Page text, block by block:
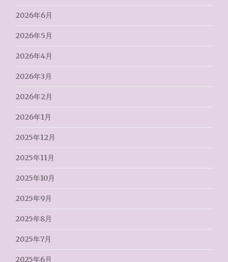
2026年6月
2026年5月
2026年4月
2026年3月
2026年2月
2026年1月
2025年12月
2025年11月
2025年10月
2025年9月
2025年8月
2025年7月
2025年6月